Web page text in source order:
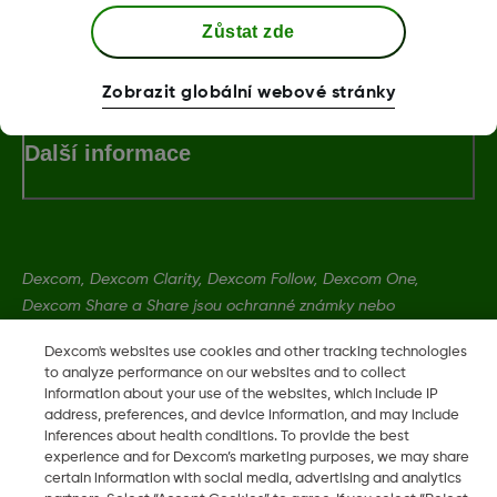
Podmínky a Zásady
Další informace
Dexcom, Dexcom Clarity, Dexcom Follow, Dexcom One,
Dexcom Share a Share jsou ochranné známky nebo
být registrovány v jiných zemích.
LBL020934 Rev001
Dexcom's websites use cookies and other tracking technologies
to analyze performance on our websites and to collect
information about your use of the websites, which include IP
address, preferences, and device information, and may include
inferences about health conditions. To provide the best
experience and for Dexcom’s marketing purposes, we may share
certain information with social media, advertising and analytics
Zůstat zde
Zobrazit globální webové stránky